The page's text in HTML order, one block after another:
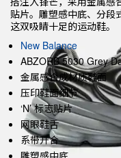
贴片。雕塑感中底、分段
这双吸睛十足的运动鞋。
New Balance
ABZORB 5030 Grey
金属感合成材质鞋面
压印鞋面细节
‘N’ 标志贴片
网眼鞋舌
系带开合
雕塑感中底